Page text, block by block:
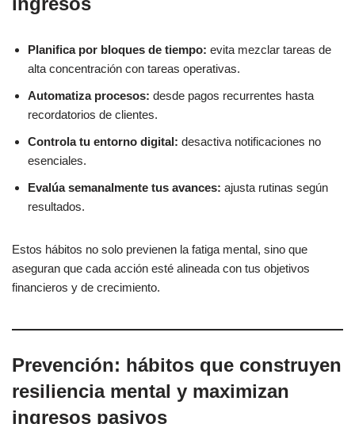
Planifica por bloques de tiempo: evita mezclar tareas de
alta concentración con tareas operativas.
Automatiza procesos: desde pagos recurrentes hasta
recordatorios de clientes.
Controla tu entorno digital: desactiva notificaciones no
esenciales.
Evalúa semanalmente tus avances: ajusta rutinas según
resultados.
Estos hábitos no solo previenen la fatiga mental, sino que
aseguran que cada acción esté alineada con tus objetivos
financieros y de crecimiento.
Prevención: hábitos que construyen
resiliencia mental y maximizan
ingresos pasivos